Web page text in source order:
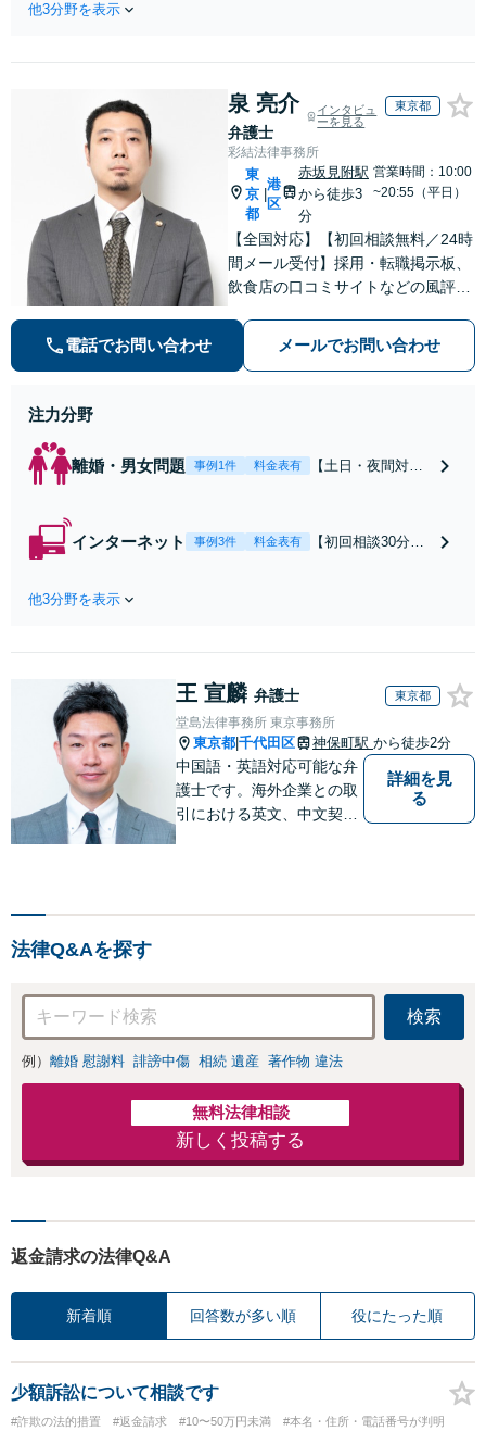
他3分野を表示
泉 亮介
弁護士
インタビュ
ーを見る
東京都
彩結法律事務所
東
京
都
港
区
赤坂見附駅
から徒歩3
分
営業時間：10:00
~20:55（平日）
【全国対応】【初回相談無料／24時
間メール受付】採用・転職掲示板、
飲食店の口コミサイトなどの風評被
の種類を問わず相談可。可能な限り
早期対応で駆けつけサポート【労
電話でお問い合わせ メールでお問い合わせ
注力分野
離婚・男女問題 事例1件 料金表有
【土日・夜間対応
れたら、サインす
負担を軽減「弁護
士の交渉で慰謝料
金額アップ／減額
交渉も対応可」
【完全個室対応】
インターネット 事例3件 料金表有
【初回相談30分無
報開示請求をおこ
お店の風評被害対
策／売り上げ低下
防止のために尽
力」加害者側の対
応可：開示請求の
意見照会が来たと
きの対処法、被害
他3分野を表示
王 宣麟 弁護士 東京都
堂島法律事務所 東京事務所
東京都 千代田区 神保町駅 から徒歩2分
中国語・英語対応可能な弁
護士です。海外企業との取
引における英文、中文契約
詳細を見
る
法律Q&Aを探す
検索
例） 離婚 慰謝料 誹謗中傷 相続 遺産 著作物 違法
無料法律相談
新しく投稿する
返金請求の法律Q&A
新着順 回答数が多い順 役にたった順
少額訴訟について相談です
#詐欺の法的措置 #返金請求 #10〜50万円未満 #本名・住所・電話番号が判明